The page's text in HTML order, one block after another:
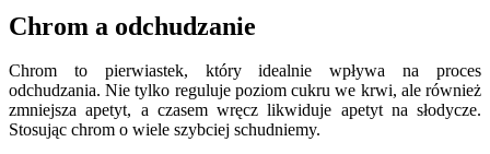
Chrom a odchudzanie
Chrom to pierwiastek, który idealnie wpływa na proces
odchudzania. Nie tylko reguluje poziom cukru we krwi, ale również
zmniejsza apetyt, a czasem wręcz likwiduje apetyt na słodycze.
Stosując chrom o wiele szybciej schudniemy.